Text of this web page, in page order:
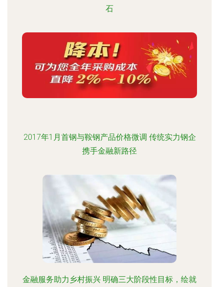
石
2017年1月首钢与鞍钢产品价格微调 传统实力钢企
携手金融新路径
金融服务助力乡村振兴 明确三大阶段性目标，绘就